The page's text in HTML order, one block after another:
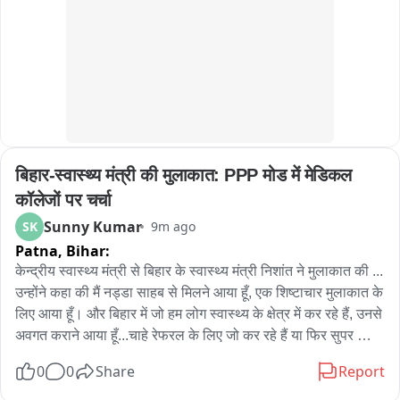
बिहार-स्वास्थ्य मंत्री की मुलाकात: PPP मोड में मेडिकल
कॉलेजों पर चर्चा
SK Sunny Kumar 9m ago
Patna, Bihar:
केन्द्रीय स्वास्थ्य मंत्री से बिहार के स्वास्थ्य मंत्री निशांत ने मुलाकात की ...
उन्होंने कहा की मैं नड्डा साहब से मिलने आया हूँ, एक शिष्टाचार मुलाकात के
लिए आया हूँ। और बिहार में जो हम लोग स्वास्थ्य के क्षेत्र में कर रहे हैं, उनसे
अवगत कराने आया हूँ...चाहे रेफरल के लिए जो कर रहे हैं या फिर सुपर
कॉलेज और अस्पतालों को दे रहे हैं... तो इस तरह से बस एक शिष्टाचार के
0 0 Share Report